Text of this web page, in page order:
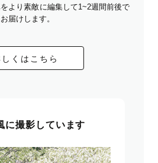
より素敵に編集して1~2週間前後で
届けします。
くはこちら
に撮影しています